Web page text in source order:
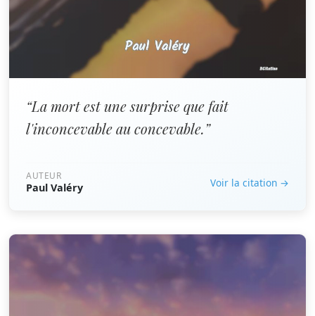
“La mort est une surprise que fait
l'inconcevable au concevable.”
AUTEUR
Paul Valéry Voir la citation →